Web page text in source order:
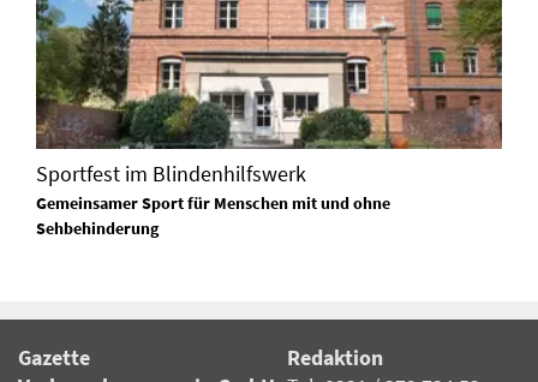
Sportfest im Blindenhilfswerk
Gemeinsamer Sport für Menschen mit und ohne
Sehbehinderung
Gazette
Redaktion